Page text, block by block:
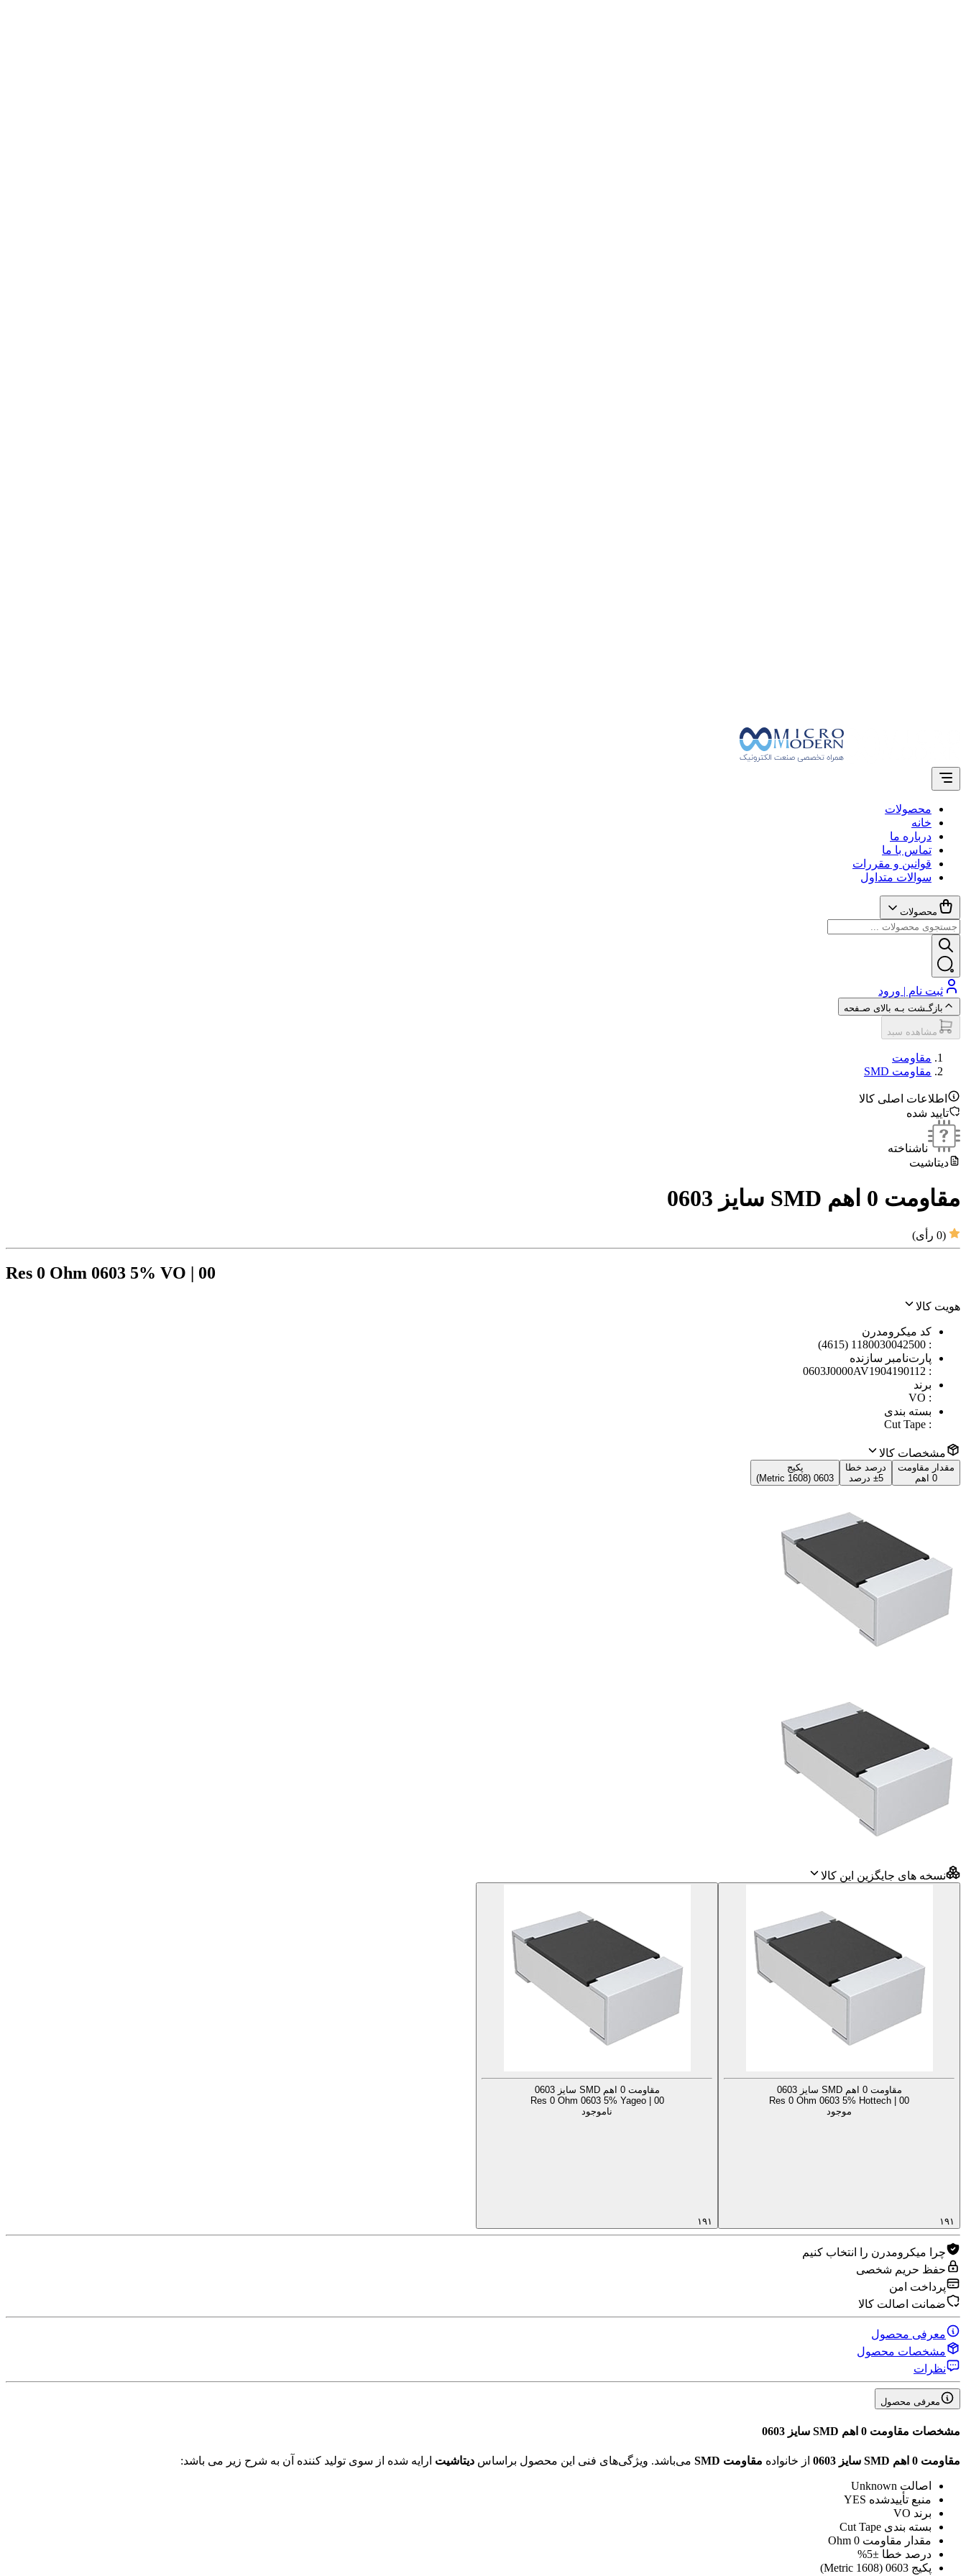
محصولات
خانه
درباره ما
تماس با ما
قوانین و مقررات
سوالات متداول
محصولات
ثبت نام | ورود
بازگـشت بـه بالای صـفحه
مشاهده سبد
مقاومت‌
مقاومت SMD
اطلاعات اصلی کالا
تایید شده
ناشناخته
دیتاشیت
مقاومت 0 اهم SMD سایز 0603
(
0 رأی)
Res 0 Ohm 0603 5% VO | 00
هویت کالا
کد میکرومدرن
:
1180030042500 (4615)
پارت‌نامبر سازنده
:
0603J0000AV1904190112
برند
:
VO
بسته بندی
:
Cut Tape
مشخصات کالا
مقدار مقاومت
0 اهم
درصد خطا
±5 درصد
پکیج
0603 (1608 Metric)
نسخه های جایگزین این کالا
مقاومت 0 اهم SMD سایز 0603
Res 0 Ohm 0603 5% Hottech | 00
موجود
۱۹۱
مقاومت 0 اهم SMD سایز 0603
Res 0 Ohm 0603 5% Yageo | 00
ناموجود
۱۹۱
چرا میکرومدرن را انتخاب کنیم
حفظ حریم شخصی
پرداخت امن
ضمانت اصالت کالا
معرفی محصول
مشخصات محصول
نظرات
معرفی محصول
مشخصات مقاومت 0 اهم SMD سایز 0603
مقاومت 0 اهم SMD سایز 0603 از خانواده مقاومت SMD می‌باشد. ویژگی‌های فنی این محصول براساس دیتاشیت ارایه شده از سوی تولید کننده آن به شرح زیر می باشد:
اصالت Unknown
منبع تأیید‌شده YES
برند VO
بسته بندی Cut Tape
مقدار مقاومت 0 Ohm
درصد خطا ±5%
پکیج 0603 (1608 Metric)